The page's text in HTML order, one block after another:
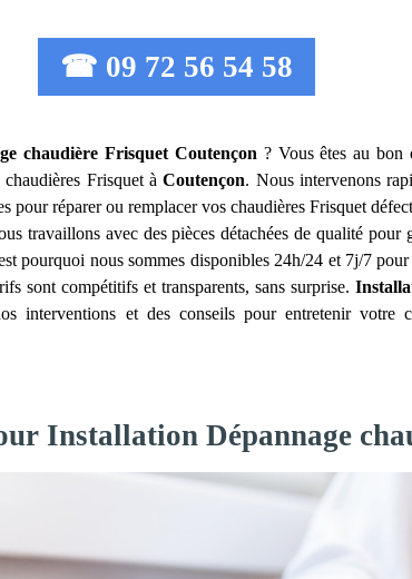
☎ 09 72 56 54 58
chaudière Frisquet Coutençon ? Vous êtes au bon
chaudières Frisquet àCoutençon. Nous intervenons
pour réparer ou remplacer vos chaudières Frisquet
travaillons avec des pièces détachées de qualité
pourquoi nous sommes disponibles 24h/24 et 7j/7
sont compétitifs et transparents, sans surprise.
interventions et des conseils pour entretenir votre
Installation Dépannage